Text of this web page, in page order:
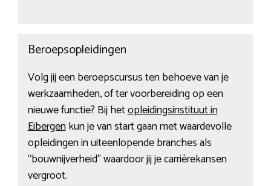
Beroepsopleidingen
Volg jij een beroepscursus ten behoeve van je
werkzaamheden, of ter voorbereiding op een
nieuwe functie? Bij hetopleidingsinstituut in
Eibergenkun je van start gaan met waardevolle
opleidingen in uiteenlopende branches als
“bouwnijverheid” waardoor jij je carrièrekansen
vergroot.